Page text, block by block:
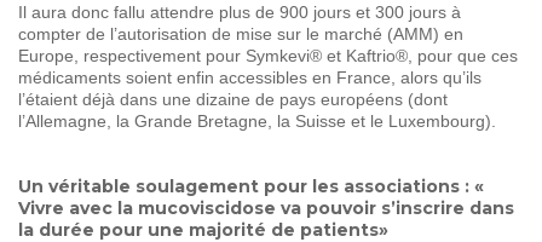
Il aura donc fallu attendre plus de 900 jours et 300 jours à
compter de l’autorisation de mise sur le marché (AMM) en
Europe, respectivement pour Symkevi® et Kaftrio®, pour que ces
médicaments soient enfin accessibles en France, alors qu’ils
l’étaient déjà dans une dizaine de pays européens (dont
l’Allemagne, la Grande Bretagne, la Suisse et le Luxembourg).
Un véritable soulagement pour les associations : «
Vivre avec la mucoviscidose va pouvoir s’inscrire dans
la durée pour une majorité de patients»